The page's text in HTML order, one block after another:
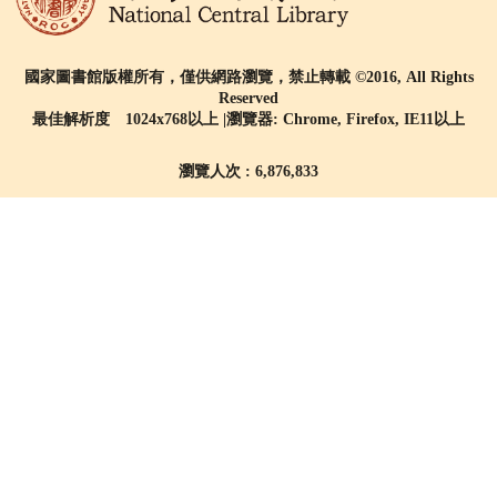
國家圖書館版權所有，僅供網路瀏覽，禁止轉載 ©2016, All Rights
Reserved
最佳解析度 1024x768以上 |瀏覽器: Chrome, Firefox, IE11以上
瀏覽人次 : 6,876,833